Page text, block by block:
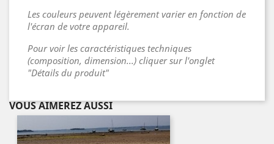
Les couleurs peuvent légèrement varier en fonction de
l'écran de votre appareil.
Pour voir les caractéristiques techniques
(composition, dimension...) cliquer sur l'onglet
"Détails du produit"
VOUS AIMEREZ AUSSI